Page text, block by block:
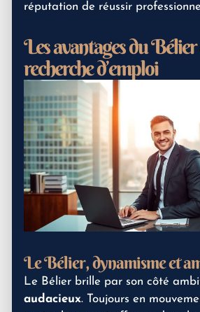
réputation de réussir
Les avantages du
recherche d’emploi
Le Bélier, dynamisme et
Le Bélier brille par son côté
audacieux. Toujours en